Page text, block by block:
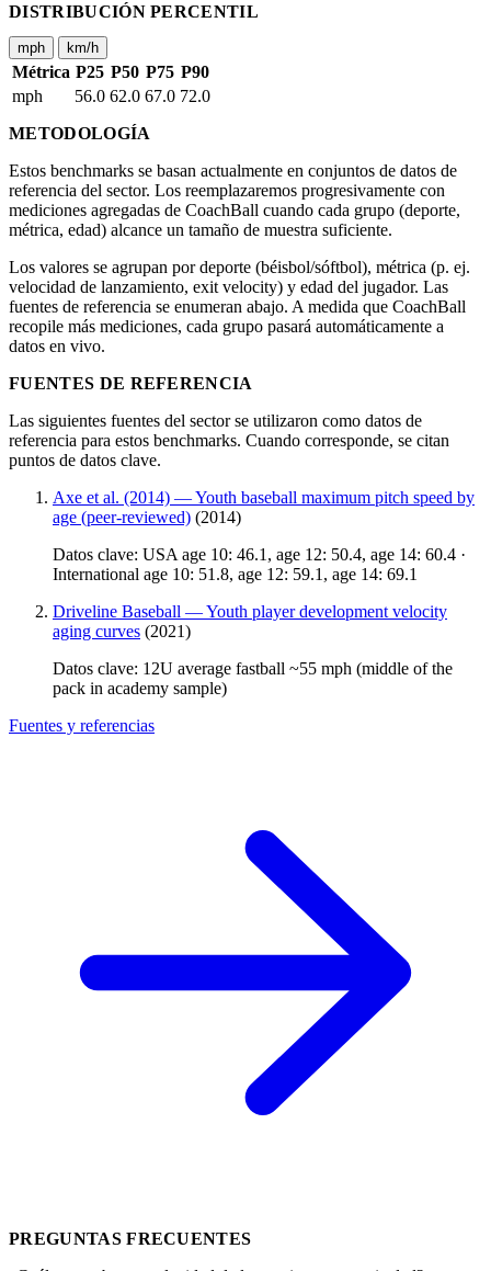
DISTRIBUCIÓN PERCENTIL
mph km/h
Métrica P25 P50 P75 P90
mph
56.0 62.0 67.0 72.0
METODOLOGÍA
Estos benchmarks se basan actualmente en conjuntos de datos de
referencia del sector. Los reemplazaremos progresivamente con
mediciones agregadas de CoachBall cuando cada grupo (deporte,
métrica, edad) alcance un tamaño de muestra suficiente.
Los valores se agrupan por deporte (béisbol/sóftbol), métrica (p. ej.
velocidad de lanzamiento, exit velocity) y edad del jugador. Las
fuentes de referencia se enumeran abajo. A medida que CoachBall
recopile más mediciones, cada grupo pasará automáticamente a
datos en vivo.
FUENTES DE REFERENCIA
Las siguientes fuentes del sector se utilizaron como datos de
referencia para estos benchmarks. Cuando corresponde, se citan
puntos de datos clave.
Axe et al. (2014) — Youth baseball maximum pitch speed by
age (peer-reviewed) (2014)
Datos clave: USA age 10: 46.1, age 12: 50.4, age 14: 60.4 ·
International age 10: 51.8, age 12: 59.1, age 14: 69.1
Driveline Baseball — Youth player development velocity
aging curves (2021)
Datos clave: 12U average fastball ~55 mph (middle of the
pack in academy sample)
Fuentes y referencias
PREGUNTAS FRECUENTES